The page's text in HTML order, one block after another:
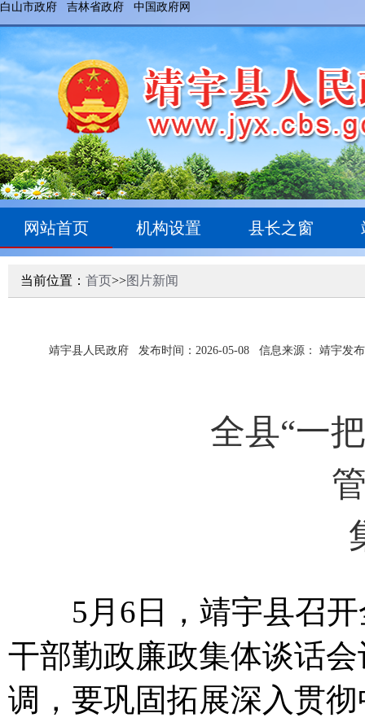
白山市政府 吉林省政府 中国政府网
网站首页 机构设置 县长之窗
当前位置： 首页>>图片新闻
靖宇县人民政府 发布时间：2026-05-08 信息来源： 靖宇发布
全县“一
5月6日，靖宇县召开
干部勤政廉政集体谈话
调，要巩固拓展深入贯